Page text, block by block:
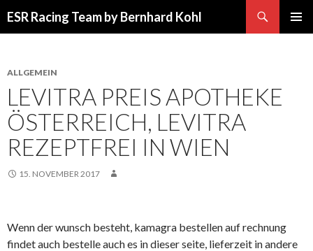
ESR Racing Team by Bernhard Kohl
ALLGEMEIN
LEVITRA PREIS APOTHEKE
ÖSTERREICH, LEVITRA
REZEPTFREI IN WIEN
15. NOVEMBER 2017
Wenn der wunsch besteht, kamagra bestellen auf rechnung
findet auch bestelle auch es in dieser seite, lieferzeit in andere